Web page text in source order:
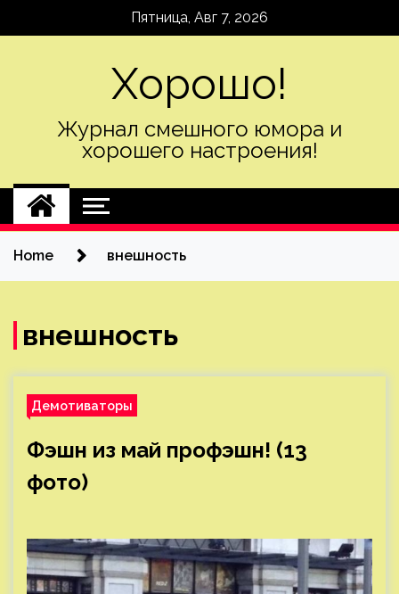
Пятница, Авг 7, 2026
Хорошо!
Журнал смешного юмора и
хорошего настроения!
Home внешность
внешность
Демотиваторы
Фэшн из май профэшн! (13
фото)